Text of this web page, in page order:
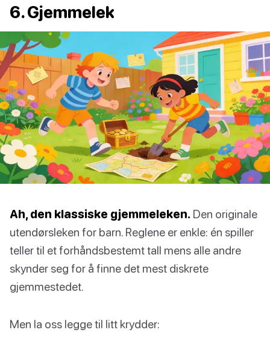
6. Gjemmelek
Ah, den klassiske gjemmeleken. Den originale
utendørsleken for barn. Reglene er enkle: én spiller
teller til et forhåndsbestemt tall mens alle andre
skynder seg for å finne det mest diskrete
gjemmestedet.
Men la oss legge til litt krydder: